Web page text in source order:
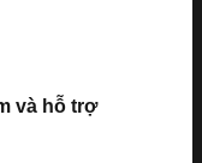
và hỗ trợ